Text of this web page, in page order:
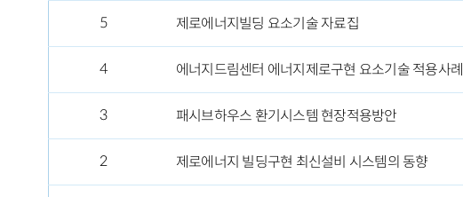
5 제로에너지빌딩 요소기술 자료집
4 에너지드림센터 에너지제로구현 요소기술 적용사례
3 패시브하우스 환기시스템 현장적용방안
2 제로에너지 빌딩구현 최신설비 시스템의 동향